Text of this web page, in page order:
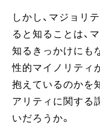
しかし、マジョリ
ると知ることは、
知るきっかけにも
性的マイノリティ
抱えているのかを
アリティに関する
いだろうか。